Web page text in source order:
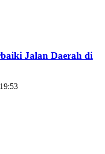
Jalan Daerah di